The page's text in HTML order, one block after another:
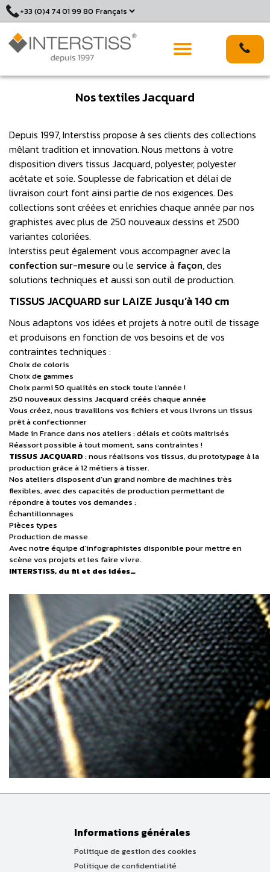
Skip
+33 (0)4 74 01 99 80
Outils de production
Histoire
Nos textiles Jacquard
Depuis 1997, Interstiss propose à ses clients des collections
mêlant tradition et innovation. Nous mettons à votre
disposition divers tissus Jacquard, polyester, polyester
acétate et soie. Souplesse de fabrication et délai de
livraison court font ainsi partie de nos exigences. Des
collections sont créées et enrichies chaque année par nos
graphistes avec plus de 250 nouveaux dessins et 2500
variantes coloriées.
Interstiss peut également vous accompagner avec la
confection sur-mesure ou le service à façon, des
solutions techniques et aussi son outil de production.
TISSUS JACQUARD sur LAIZE Jusqu’à 140 cm
Nous adaptons vos idées et projets à notre outil de tissage
et produisons en fonction de vos besoins et de vos
contraintes techniques :
Choix de coloris
Choix de gammes
Choix parmi 50 qualités en stock toute l’année !
250 nouveaux dessins Jacquard créés chaque année
Vous créez, nous travaillons vos fichiers et vous livrons un tissus
prêt à confectionner
Made in France dans nos ateliers : délais et coûts maîtrisés
Réassort possible à tout moment, sans contraintes !
TISSUS JACQUARD : nous réalisons vos tissus, du prototypage à la
production grâce à 12 métiers à tisser.
Nos ateliers disposent d’un grand nombre de machines très
flexibles, avec des capacités de production permettant de
répondre à toutes vos demandes :
Échantillonnages
Pièces types
Production de masse
Avec notre équipe d’infographistes disponible pour mettre en
scène vos projets et les faire vivre.
INTERSTISS, du fil et des idées…
Informations générales
Politique de gestion des cookies
Politique de confidentialité